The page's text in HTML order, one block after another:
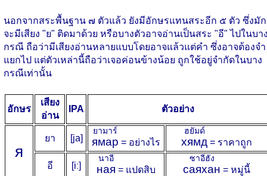
นอกจากสระพื้นฐาน ๗ ตัวแล้ว ยังมีอักษรแทนสระอีก ๕ ตัว ซึ่งมัก
จะมีเสียง "ย" ติดมาด้วย หรือบางตัวอาจอ่านเป็นสระ "อี" ไปในบา
กรณี ถือว่ามีเสียงอ่านหลายแบบโดยอาจแล้วแต่คำ ซึ่งอาจต้องจำ
แยกไป แต่ตัวเหล่านี้ถือว่าเจอค่อนข้างน้อย ถูกใช้อยู่จำกัดในบาง
กรณีเท่านั้น
อักษร
เสียง
อ่าน
IPA ตัวอย่าง
я
ยา [ja] ямар
ยามาร์
= อย่างไร хямд
ฮยัมด์
= ราคาถูก
อี [iː] ная
นาอี
= แปดสิบ саяхан
ซาอีฮัง
= หมู่นี้